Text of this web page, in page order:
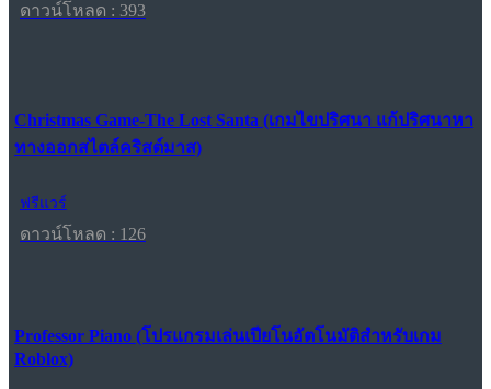
ดาวน์โหลด : 393
Christmas Game-The Lost Santa (เกมไขปริศนา แก้ปริศนาหา
ทางออกสไตล์คริสต์มาส)
ฟรีแวร์
ดาวน์โหลด : 126
Professor Piano (โปรแกรมเล่นเปียโนอัตโนมัติสำหรับเกม
Roblox)